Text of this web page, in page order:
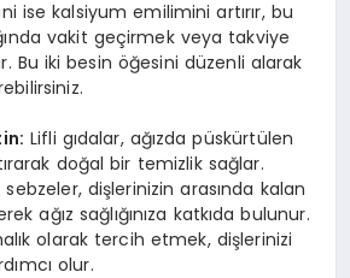
ise kalsiyum emilimini artırır, bu
vakit geçirmek veya takviye
Bu iki besin öğesini düzenli alarak
Lifli gıdalar, ağızda püskürtülen
doğal bir temizlik sağlar.
dişlerinizin arasında kalan
ağız sağlığınıza katkıda bulunur.
olarak tercih etmek, dişlerinizi
olur.